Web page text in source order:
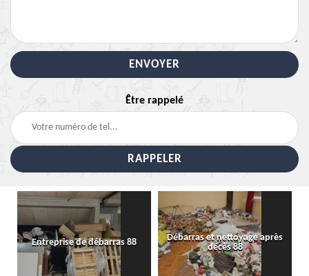
Être rappelé
Entreprise de débarras 88
Débarras et nettoyage après
décès 88